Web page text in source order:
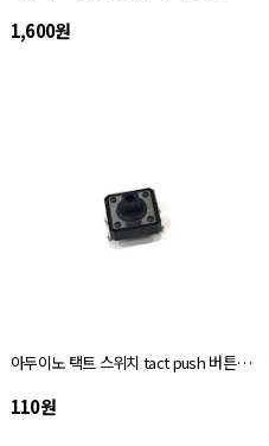
1,600원
아두이노 택트 스위치 tact push 버튼 12 X 12
110원